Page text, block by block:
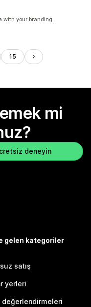
with your branding.
15
mi
deneyin
gelen kategoriler
satış
yerleri
değerlendirmeleri